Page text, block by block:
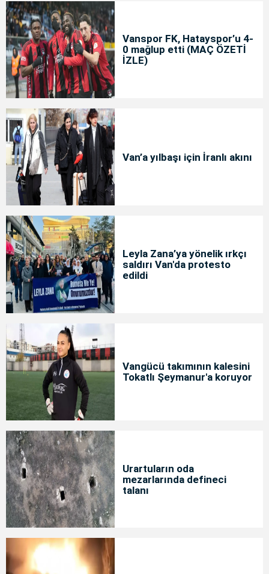
Vanspor FK, Hatayspor’u 4-
0 mağlup etti (MAÇ ÖZETİ
İZLE)
Van’a yılbaşı için İranlı akını
Leyla Zana’ya yönelik ırkçı
saldırı Van'da protesto
edildi
Vangücü takımının kalesini
Tokatlı Şeymanur'a koruyor
Urartuların oda
mezarlarında defineci
talanı